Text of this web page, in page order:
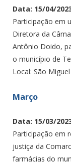
Data: 15/04/
Participação em
Diretora da
Antônio Doido,
o município de
Local: São
Março
Data: 15/03/
Participação em
justiça da
farmácias do